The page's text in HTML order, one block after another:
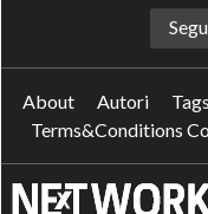
About Autori Tags
Terms&Conditions